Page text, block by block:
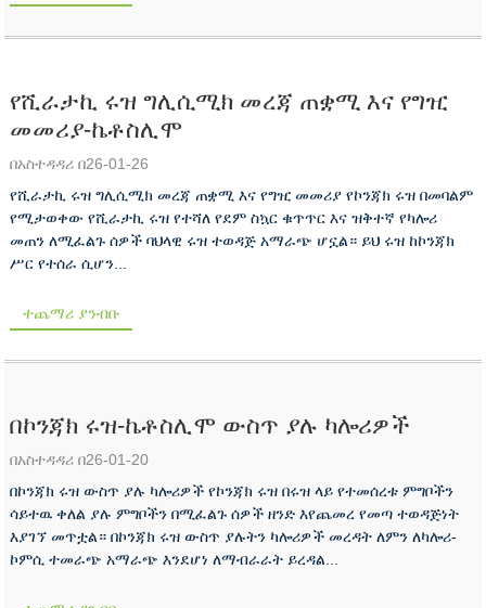
የሺራታኪ ሩዝ ግሊሲሚክ መረጃ ጠቋሚ እና የግዢ
መመሪያ-ኬቶስሊሞ
በአስተዳዳሪ በ26-01-26
የሺራታኪ ሩዝ ግሊሲሚክ መረጃ ጠቋሚ እና የግዢ መመሪያ የኮንጃክ ሩዝ በመባልም
የሚታወቀው የሺራታኪ ሩዝ የተሻለ የደም ስኳር ቁጥጥር እና ዝቅተኛ የካሎሪ
መጠን ለሚፈልጉ ሰዎች ባህላዊ ሩዝ ተወዳጅ አማራጭ ሆኗል። ይህ ሩዝ ከኮንጃክ
ሥር የተሰራ ሲሆን...
ተጨማሪ ያንብቡ
በኮንጃክ ሩዝ-ኬቶስሊሞ ውስጥ ያሉ ካሎሪዎች
በአስተዳዳሪ በ26-01-20
በኮንጃክ ሩዝ ውስጥ ያሉ ካሎሪዎች የኮንጃክ ሩዝ በሩዝ ላይ የተመሰረቱ ምግቦችን
ሳይተዉ ቀለል ያሉ ምግቦችን በሚፈልጉ ሰዎች ዘንድ እየጨመረ የመጣ ተወዳጅነት
እያገኘ መጥቷል። በኮንጃክ ሩዝ ውስጥ ያሉትን ካሎሪዎች መረዳት ለምን ለካሎሪ-
ኮምሲ ተመራጭ አማራጭ እንደሆነ ለማብራራት ይረዳል...